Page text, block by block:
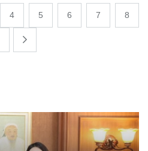
4 5 6 7 8